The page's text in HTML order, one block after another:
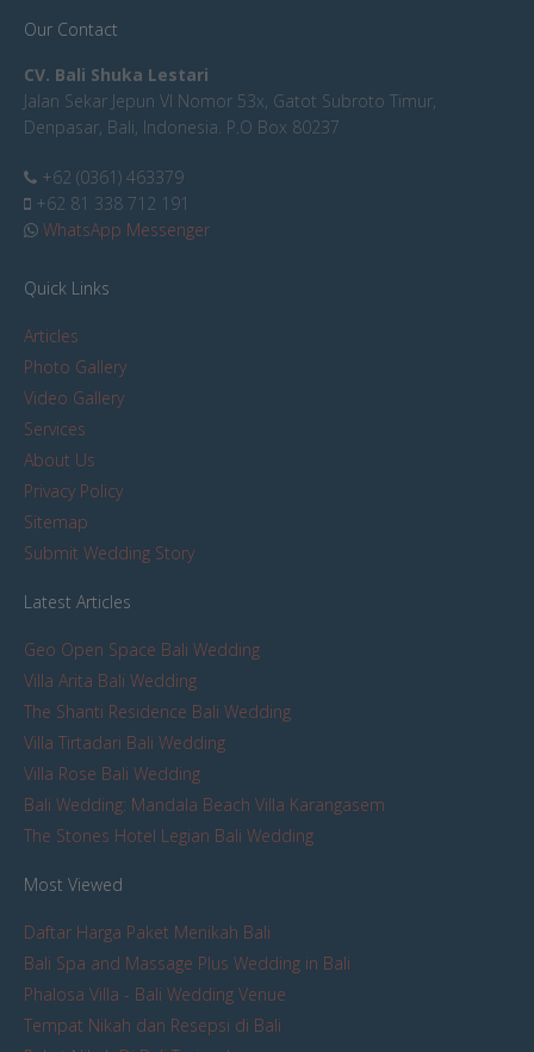
Our Contact
CV. Bali Shuka Lestari
Jalan Sekar Jepun VI Nomor 53x, Gatot Subroto Timur,
Denpasar, Bali, Indonesia. P.O Box 80237
+62 (0361) 463379
+62 81 338 712 191
WhatsApp Messenger
Quick Links
Articles
Photo Gallery
Video Gallery
Services
About Us
Privacy Policy
Sitemap
Submit Wedding Story
Latest Articles
Geo Open Space Bali Wedding
Villa Arita Bali Wedding
The Shanti Residence Bali Wedding
Villa Tirtadari Bali Wedding
Villa Rose Bali Wedding
Bali Wedding: Mandala Beach Villa Karangasem
The Stones Hotel Legian Bali Wedding
Most Viewed
Daftar Harga Paket Menikah Bali
Bali Spa and Massage Plus Wedding in Bali
Phalosa Villa - Bali Wedding Venue
Tempat Nikah dan Resepsi di Bali